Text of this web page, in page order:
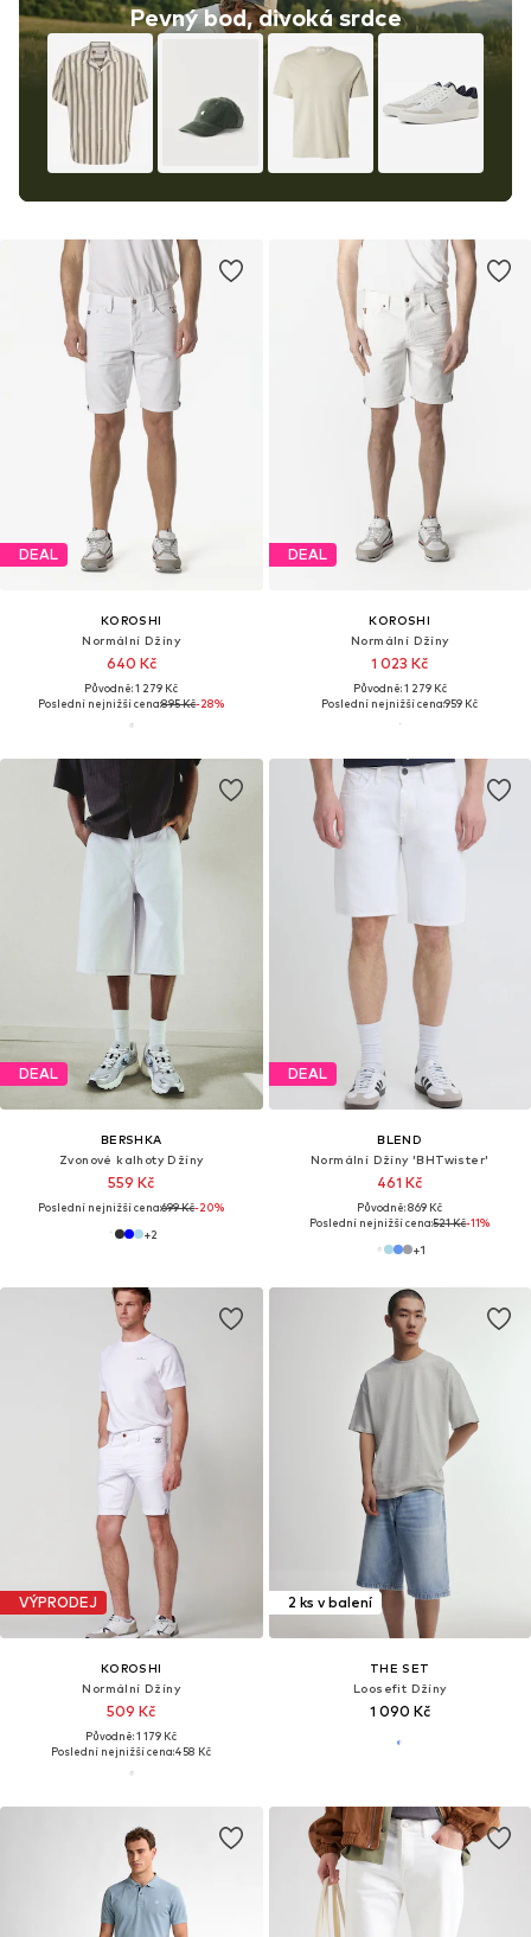
Pevný bod, divoká srdce
DEAL
KOROSHI
Normální Džíny
640 Kč
Původně: 1 279 Kč
Poslední nejnižší cena:895 Kč-28%
DEAL
KOROSHI
Normální Džíny
1 023 Kč
Původně: 1 279 Kč
Poslední nejnižší cena:959 Kč
DEAL
BERSHKA
Zvonové kalhoty Džíny
559 Kč
Poslední nejnižší cena:699 Kč-20%
+2
DEAL
BLEND
Normální Džíny 'BHTwister'
461 Kč
Původně: 869 Kč
Poslední nejnižší cena:521 Kč-11%
+1
VÝPRODEJ
KOROSHI
Normální Džíny
509 Kč
Původně: 1 179 Kč
Poslední nejnižší cena:458 Kč
2 ks v balení
THE SET
Loosefit Džíny
1 090 Kč